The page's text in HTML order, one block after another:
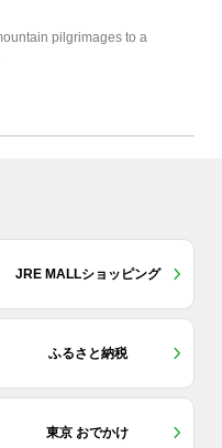
pilgrimages to a
JRE MALLショッピング
ふるさと納税
東京 おでかけ